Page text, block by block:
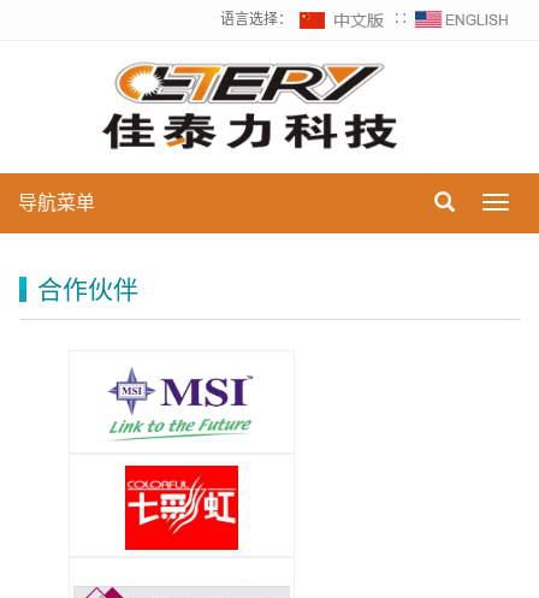
语言选择： ∷
导航菜单
合作伙伴